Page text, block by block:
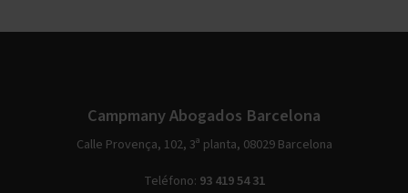
Campmany Abogados Barcelona
Calle Provença, 102, 3ª planta, 08029 Barcelona
Teléfono: 93 419 54 31